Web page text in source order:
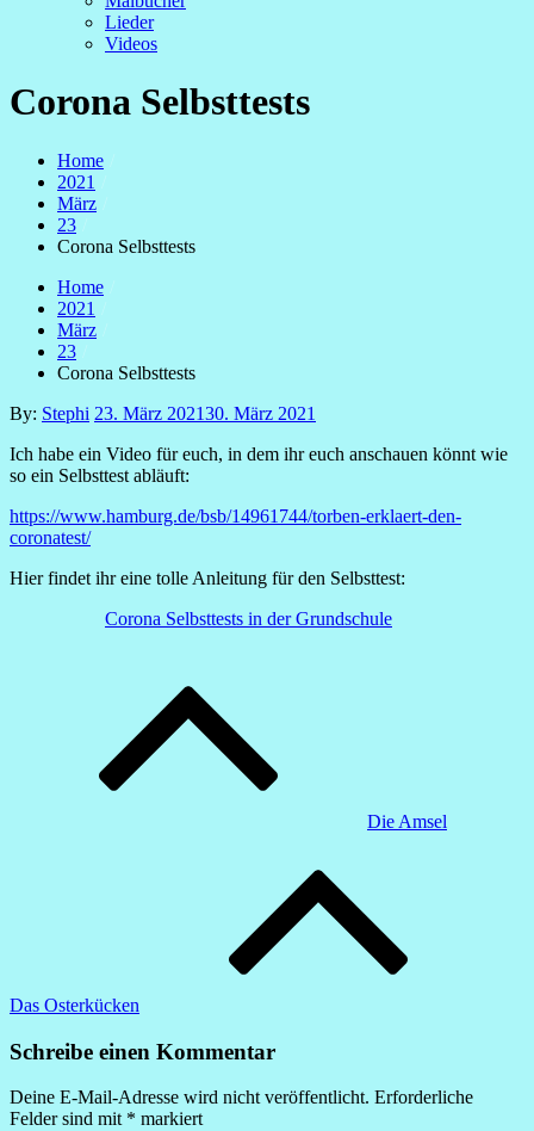
Lieder
Videos
Corona Selbsttests
Home
2021
März
23
Corona Selbsttests
Home
2021
März
23
Corona Selbsttests
By: Stephi Posted
23. März 202130. März 2021
Ich habe ein Video für euch, in dem ihr euch anschauen könnt wie
so ein Selbsttest abläuft:
https://www.hamburg.de/bsb/14961744/torben-erklaert-den-
coronatest/
Hier findet ihr eine tolle Anleitung für den Selbsttest:
Corona Selbsttests in der Grundschule
Die Amsel
Das Osterkücken
Schreibe einen Kommentar
Deine E-Mail-Adresse wird nicht veröffentlicht. Erforderliche
Felder sind mit * markiert